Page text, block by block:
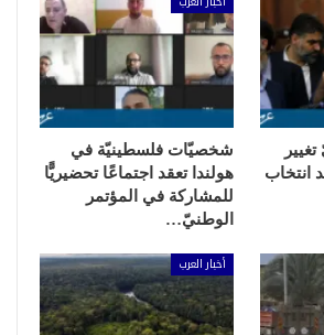
انتخاب
شخصيّات فلسطينيّة في
هولندا تعقد اجتماعًا تحضيريًّا
للمشاركة في المؤتمر
الوطنيّ…
أخبار العرب